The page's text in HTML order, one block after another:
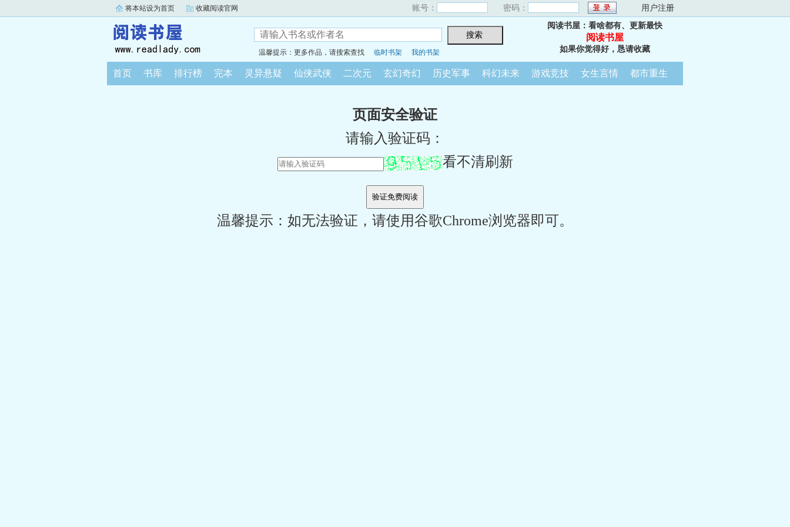
将本站设为首页 收藏阅读官网 账号： 密码： 用户注册
温馨提示：更多作品，请搜索查找 临时书架 我的书架
阅读书屋：看啥都有、更新最快
阅读书屋
如果你觉得好，恳请收藏
首页 书库 排行榜 完本 灵异悬疑 仙侠武侠 二次元 玄幻奇幻 历史军事 科幻未来 游戏竞技 女生言情 都市重生
页面安全验证
请输入验证码：
看不清刷新
温馨提示：如无法验证，请使用谷歌Chrome浏览器即可。